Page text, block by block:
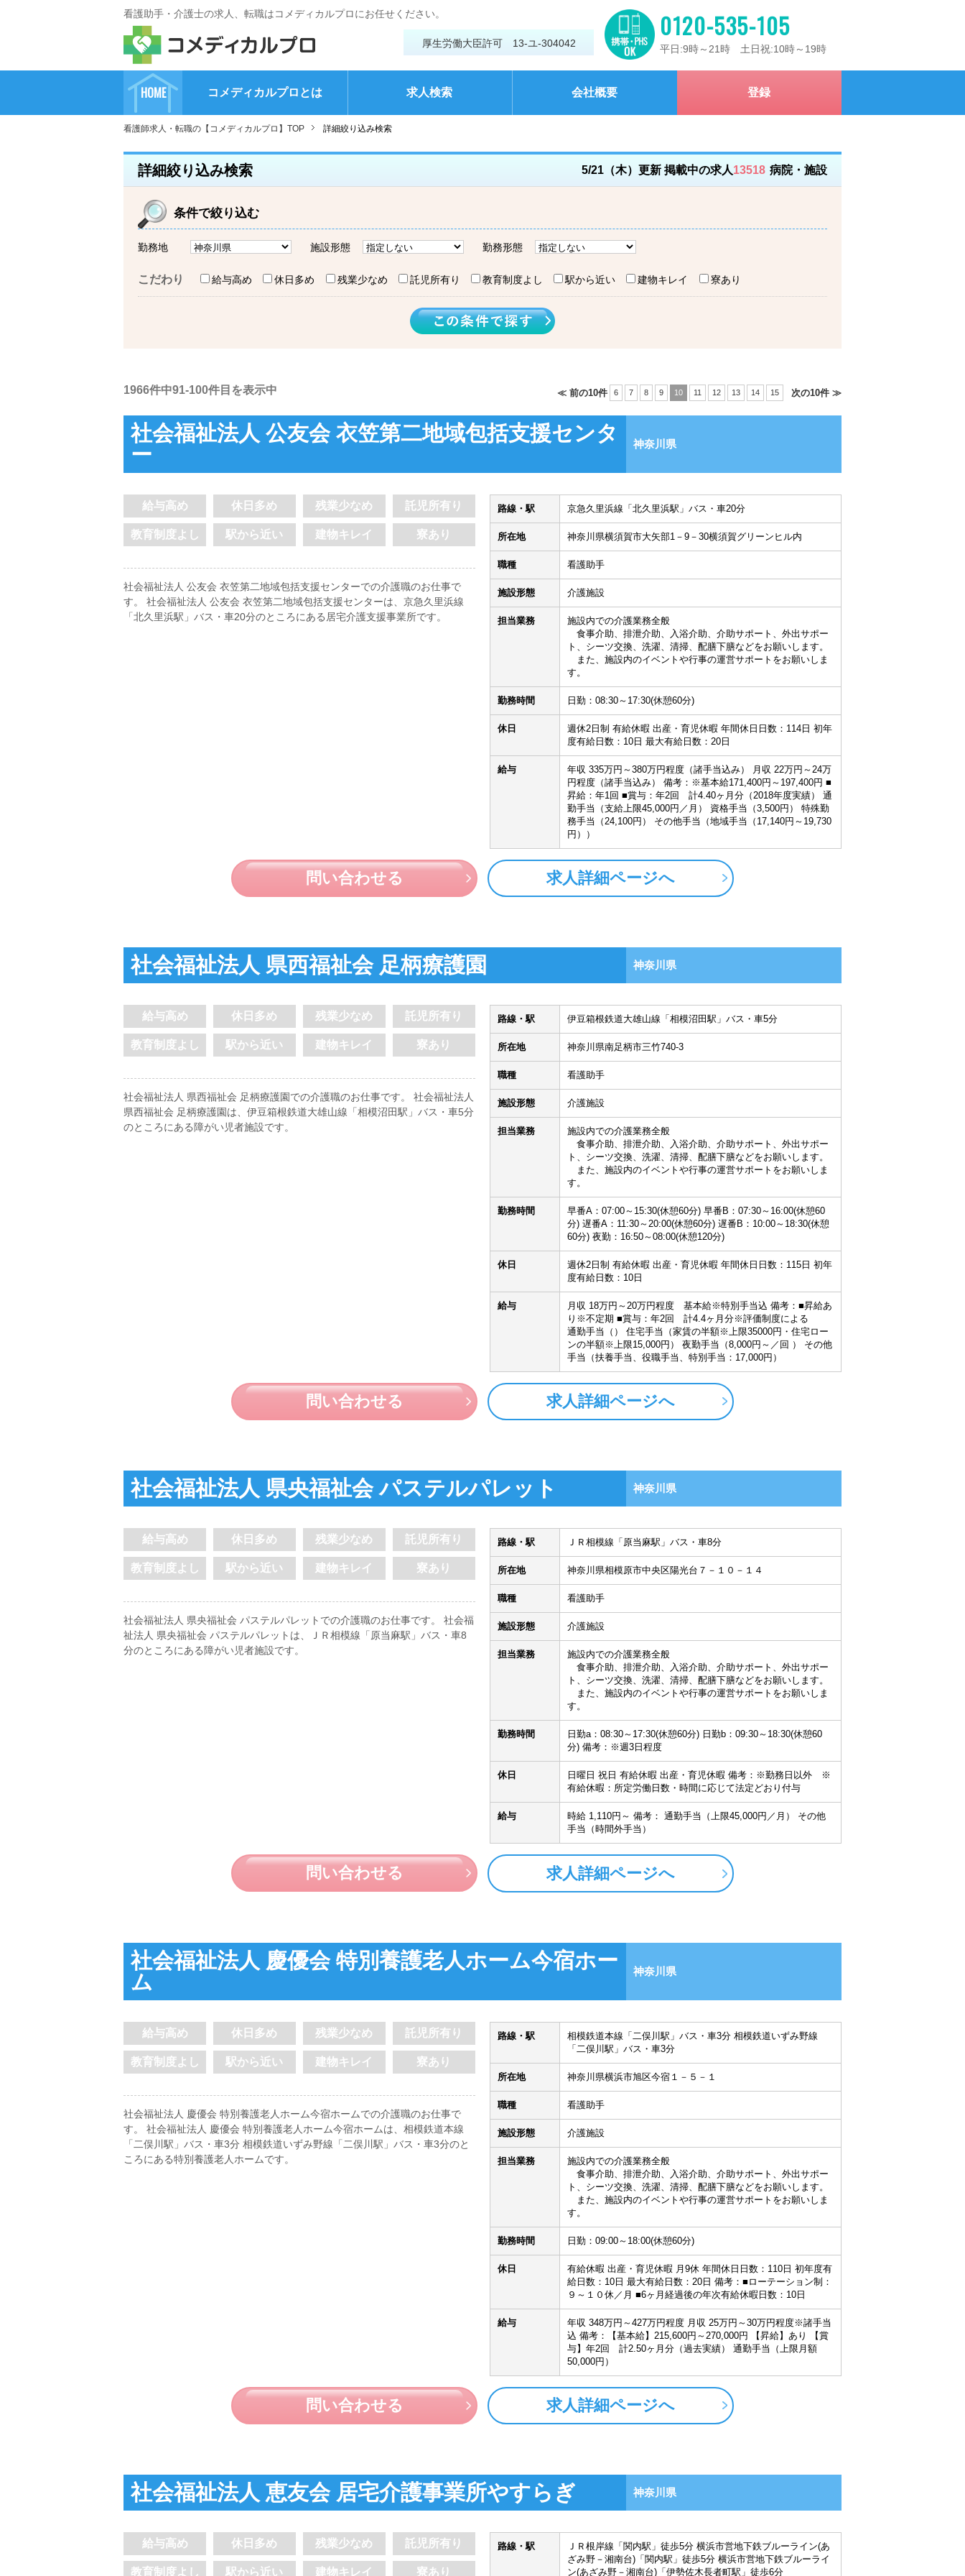
看護助手・介護士の求人、転職はコメディカルプロにお任せください。
厚生労働大臣許可 13-ユ-304042
0120-535-105
平日:9時～21時 土日祝:10時～19時
HOME コメディカルプロとは 求人検索 会社概要 登録
看護師求人・転職の【コメディカルプロ】TOP 詳細絞り込み検索
詳細絞り込み検索 5/21（木）更新 掲載中の求人13518 病院・施設
条件で絞り込む
勤務地 施設形態 勤務形態
こだわり 給与高め 休日多め 残業少なめ 託児所有り 教育制度よし 駅から近い 建物キレイ 寮あり
1966件中91-100件目を表示中 ≪ 前の10件 6 7 8 9 10 11 12 13 14 15 次の10件 ≫
社会福祉法人 公友会 衣笠第二地域包括支援センタ
ー
神奈川県
給与高め 休日多め 残業少なめ 託児所有り
教育制度よし 駅から近い 建物キレイ 寮あり
社会福祉法人 公友会 衣笠第二地域包括支援センターでの介護職のお仕事で
す。 社会福祉法人 公友会 衣笠第二地域包括支援センターは、京急久里浜線
「北久里浜駅」バス・車20分のところにある居宅介護支援事業所です。
路線・駅 京急久里浜線「北久里浜駅」バス・車20分
所在地 神奈川県横須賀市大矢部1－9－30横須賀グリーンヒル内
職種 看護助手
施設形態 介護施設
担当業務
施設内での介護業務全般
食事介助、排泄介助、入浴介助、介助サポート、外出サポー
ト、シーツ交換、洗濯、清掃、配膳下膳などをお願いします。
また、施設内のイベントや行事の運営サポートをお願いしま
す。
勤務時間 日勤：08:30～17:30(休憩60分)
休日
週休2日制 有給休暇 出産・育児休暇 年間休日日数：114日 初年
度有給日数：10日 最大有給日数：20日
給与
年収 335万円～380万円程度（諸手当込み） 月収 22万円～24万
円程度（諸手当込み） 備考：※基本給171,400円～197,400円 ■
昇給：年1回 ■賞与：年2回 計4.40ヶ月分（2018年度実績） 通
勤手当（支給上限45,000円／月） 資格手当（3,500円） 特殊勤
務手当（24,100円） その他手当（地域手当（17,140円～19,730
円））
問い合わせる 求人詳細ページへ
社会福祉法人 県西福祉会 足柄療護園 神奈川県
給与高め 休日多め 残業少なめ 託児所有り
教育制度よし 駅から近い 建物キレイ 寮あり
社会福祉法人 県西福祉会 足柄療護園での介護職のお仕事です。 社会福祉法人
県西福祉会 足柄療護園は、伊豆箱根鉄道大雄山線「相模沼田駅」バス・車5分
のところにある障がい児者施設です。
路線・駅 伊豆箱根鉄道大雄山線「相模沼田駅」バス・車5分
所在地 神奈川県南足柄市三竹740-3
職種 看護助手
施設形態 介護施設
担当業務
施設内での介護業務全般
食事介助、排泄介助、入浴介助、介助サポート、外出サポー
ト、シーツ交換、洗濯、清掃、配膳下膳などをお願いします。
また、施設内のイベントや行事の運営サポートをお願いしま
す。
勤務時間
早番A：07:00～15:30(休憩60分) 早番B：07:30～16:00(休憩60
分) 遅番A：11:30～20:00(休憩60分) 遅番B：10:00～18:30(休憩
60分) 夜勤：16:50～08:00(休憩120分)
休日
週休2日制 有給休暇 出産・育児休暇 年間休日日数：115日 初年
度有給日数：10日
給与
月収 18万円～20万円程度 基本給※特別手当込 備考：■昇給あ
り※不定期 ■賞与：年2回 計4.4ヶ月分※評価制度による
通勤手当（） 住宅手当（家賃の半額※上限35000円・住宅ロー
ンの半額※上限15,000円） 夜勤手当（8,000円～／回 ） その他
手当（扶養手当、役職手当、特別手当：17,000円）
問い合わせる 求人詳細ページへ
社会福祉法人 県央福祉会 パステルパレット 神奈川県
給与高め 休日多め 残業少なめ 託児所有り
教育制度よし 駅から近い 建物キレイ 寮あり
社会福祉法人 県央福祉会 パステルパレットでの介護職のお仕事です。 社会福
祉法人 県央福祉会 パステルパレットは、ＪＲ相模線「原当麻駅」バス・車8
分のところにある障がい児者施設です。
路線・駅 ＪＲ相模線「原当麻駅」バス・車8分
所在地 神奈川県相模原市中央区陽光台７－１０－１４
職種 看護助手
施設形態 介護施設
担当業務
施設内での介護業務全般
食事介助、排泄介助、入浴介助、介助サポート、外出サポー
ト、シーツ交換、洗濯、清掃、配膳下膳などをお願いします。
また、施設内のイベントや行事の運営サポートをお願いしま
す。
勤務時間
日勤a：08:30～17:30(休憩60分) 日勤b：09:30～18:30(休憩60
分) 備考：※週3日程度
休日
日曜日 祝日 有給休暇 出産・育児休暇 備考：※勤務日以外 ※
有給休暇：所定労働日数・時間に応じて法定どおり付与
給与
時給 1,110円～ 備考： 通勤手当（上限45,000円／月） その他
手当（時間外手当）
問い合わせる 求人詳細ページへ
社会福祉法人 慶優会 特別養護老人ホーム今宿ホー
ム
神奈川県
給与高め 休日多め 残業少なめ 託児所有り
教育制度よし 駅から近い 建物キレイ 寮あり
社会福祉法人 慶優会 特別養護老人ホーム今宿ホームでの介護職のお仕事で
す。 社会福祉法人 慶優会 特別養護老人ホーム今宿ホームは、相模鉄道本線
「二俣川駅」バス・車3分 相模鉄道いずみ野線「二俣川駅」バス・車3分のと
ころにある特別養護老人ホームです。
路線・駅
相模鉄道本線「二俣川駅」バス・車3分 相模鉄道いずみ野線
「二俣川駅」バス・車3分
所在地 神奈川県横浜市旭区今宿１－５－１
職種 看護助手
施設形態 介護施設
担当業務
施設内での介護業務全般
食事介助、排泄介助、入浴介助、介助サポート、外出サポー
ト、シーツ交換、洗濯、清掃、配膳下膳などをお願いします。
また、施設内のイベントや行事の運営サポートをお願いしま
す。
勤務時間 日勤：09:00～18:00(休憩60分)
休日
有給休暇 出産・育児休暇 月9休 年間休日日数：110日 初年度有
給日数：10日 最大有給日数：20日 備考：■ローテーション制：
９～１０休／月 ■6ヶ月経過後の年次有給休暇日数：10日
給与
年収 348万円～427万円程度 月収 25万円～30万円程度※諸手当
込 備考：【基本給】215,600円～270,000円 【昇給】あり 【賞
与】年2回 計2.50ヶ月分（過去実績） 通勤手当（上限月額
50,000円）
問い合わせる 求人詳細ページへ
社会福祉法人 恵友会 居宅介護事業所やすらぎ 神奈川県
給与高め 休日多め 残業少なめ 託児所有り
教育制度よし 駅から近い 建物キレイ 寮あり
路線・駅
ＪＲ根岸線「関内駅」徒歩5分 横浜市営地下鉄ブルーライン(あ
ざみ野－湘南台)「関内駅」徒歩5分 横浜市営地下鉄ブルーライ
ン(あざみ野－湘南台)「伊勢佐木長者町駅」徒歩6分